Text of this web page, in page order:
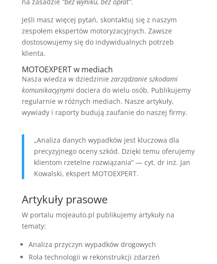
Jeśli masz więcej pytań, skontaktuj się z naszym
zespołem ekspertów motoryzacyjnych. Zawsze
dostosowujemy się do indywidualnych potrzeb
klienta.
MOTOEXPERT w mediach
Nasza wiedza w dziedzinie zarządzanie szkodami
komunikacyjnymidociera do wielu osób. Publikujemy
regularnie w różnych mediach. Nasze artykuły,
wywiady i raporty budują zaufanie do naszej firmy.
„Analiza danych wypadków jest kluczowa dla
precyzyjnego oceny szkód. Dzięki temu oferujemy
klientom rzetelne rozwiązania” — cyt. dr inż. Jan
Kowalski, ekspert MOTOEXPERT.
Artykuły prasowe
W portalu mojeauto.pl publikujemy artykuły na
tematy:
Analiza przyczyn wypadków drogowych
Rola technologii w rekonstrukcji zdarzeń